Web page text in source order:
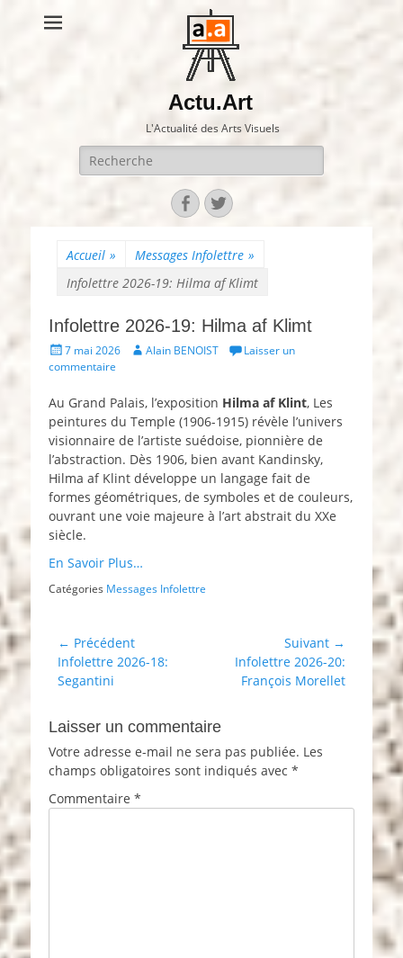
Actu.Art
L'Actualité des Arts Visuels
Recherche
pour:
Facebook
Twitter
Accueil » Messages Infolettre »
Infolettre 2026-19: Hilma af Klimt
Infolettre 2026-19: Hilma af Klimt
Posté
le
7 mai 2026 AuteurAlain BENOIST
Laisser un
commentaire
Au Grand Palais, l’exposition Hilma af Klint, Les
peintures du Temple (1906-1915) révèle l’univers
visionnaire de l’artiste suédoise, pionnière de
l’abstraction. Dès 1906, bien avant Kandinsky,
Hilma af Klint développe un langage fait de
formes géométriques, de symboles et de couleurs,
ouvrant une voie majeure à l’art abstrait du XXe
siècle.
En Savoir Plus…
Catégories Messages Infolettre
Navigation
de
l’article
← Précédent
Article
précédent :
Infolettre 2026-18:
Segantini
Suivant →
Article
suivant :
Infolettre 2026-20:
François Morellet
Laisser un commentaire
Votre adresse e-mail ne sera pas publiée. Les
champs obligatoires sont indiqués avec *
Commentaire *